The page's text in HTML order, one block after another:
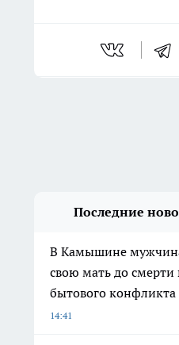
Последние
В Камышине
свою мать до смерти
бытового конфликта
14:41